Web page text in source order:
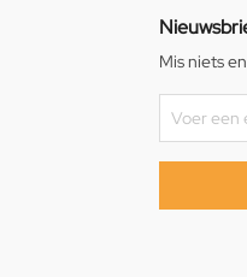
Mis niets